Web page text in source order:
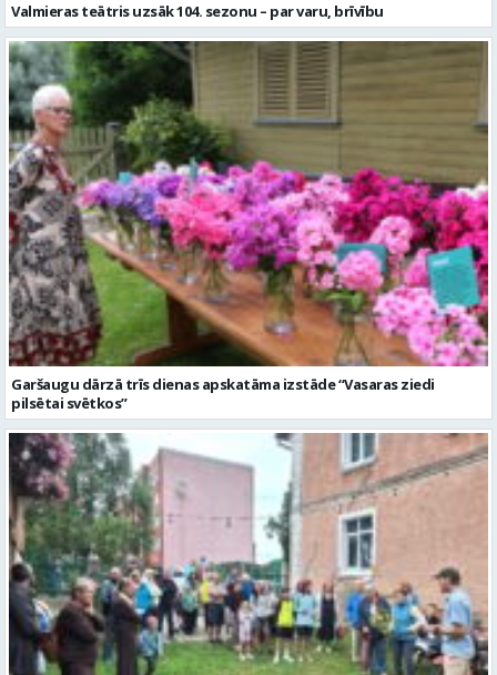
Valmieras teātris uzsāk 104. sezonu – par varu, brīvību
Garšaugu dārzā trīs dienas apskatāma izstāde “Vasaras ziedi
pilsētai svētkos”